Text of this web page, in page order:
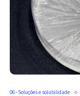
06 - Soluções e solubilidade